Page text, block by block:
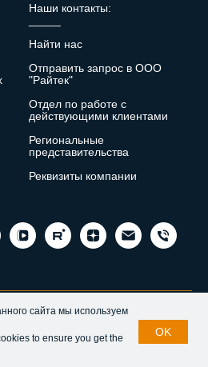
сайта мы используем
to ensure you get the
OK
Наши контакты:
Найти нас
Отправить запрос в ООО
"Райтек"
Отдел по работе с
действующими клиентами
Региональные
представительства
Реквизиты компании
ООО "Райтек"